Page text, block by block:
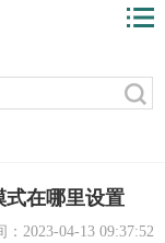
式在哪里设置
：2023-04-13 09:37:52